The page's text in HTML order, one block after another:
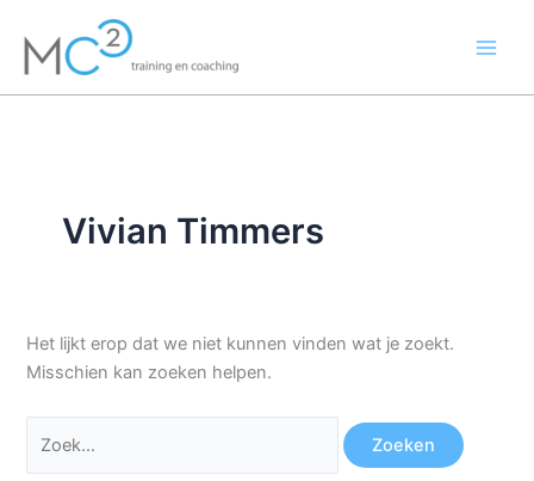
naar
inhoud
Vivian Timmers
Het lijkt erop dat we niet kunnen vinden wat je zoekt.
Misschien kan zoeken helpen.
naar: